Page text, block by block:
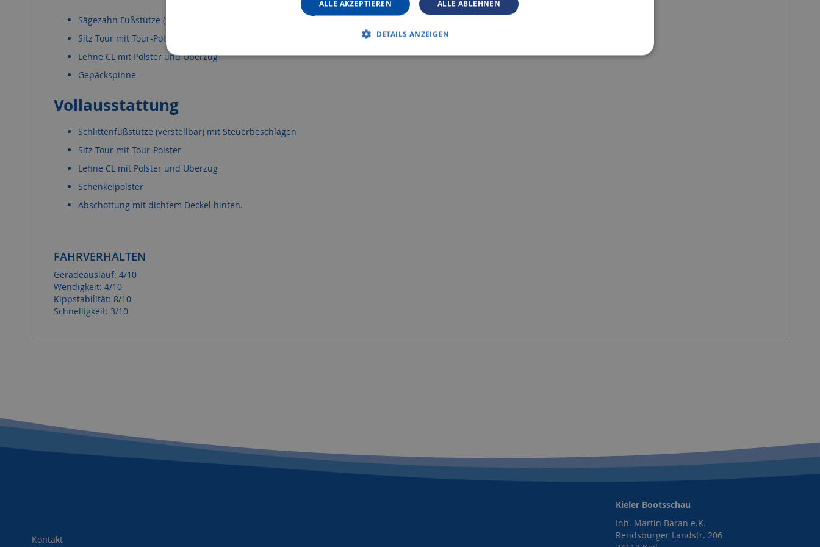
Sägezahn Fußstütze (fix)
Sitz Tour mit Tour-Polster
Lehne CL mit Polster und Überzug
Gepäckspinne
Vollausstattung
Schlittenfußstütze (verstellbar) mit Steuerbeschlägen
Sitz Tour mit Tour-Polster
Lehne CL mit Polster und Überzug
Schenkelpolster
Abschottung mit dichtem Deckel hinten.
FAHRVERHALTEN
Geradeauslauf: 4/10
Wendigkeit: 4/10
Kippstabilität: 8/10
Schnelligkeit: 3/10
Kontakt
Kieler Bootsschau
Inh. Martin Baran e.K.
Rendsburger Landstr. 206
ALLE AKZEPTIEREN ALLE ABLEHNEN
DETAILS ANZEIGEN